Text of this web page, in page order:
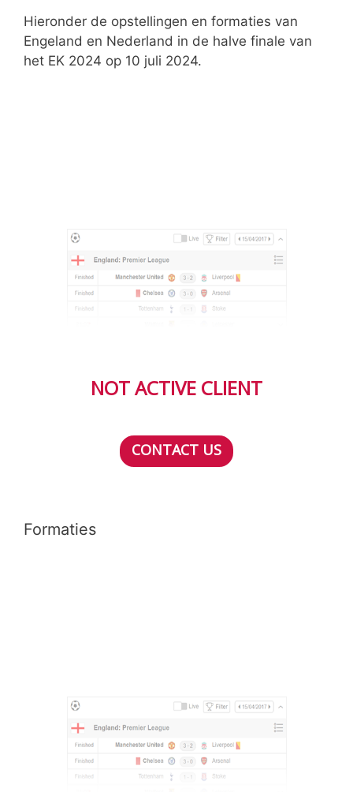
Hieronder de opstellingen en formaties van
Engeland en Nederland in de halve finale van
het EK 2024 op 10 juli 2024.
NOT ACTIVE CLIENT
CONTACT US
Formaties